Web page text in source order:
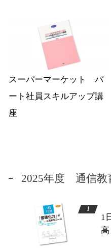
スーパーマーケット パ
ート社員スキルアップ講
座
2025年度 通信教
1
高